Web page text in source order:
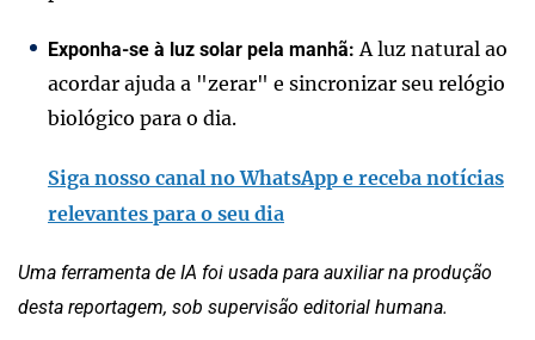
Exponha-se à luz solar pela manhã: A luz natural ao
acordar ajuda a "zerar" e sincronizar seu relógio
biológico para o dia.
Siga nosso canal no WhatsApp e receba notícias
relevantes para o seu dia
Uma ferramenta de IA foi usada para auxiliar na produção
desta reportagem, sob supervisão editorial humana.